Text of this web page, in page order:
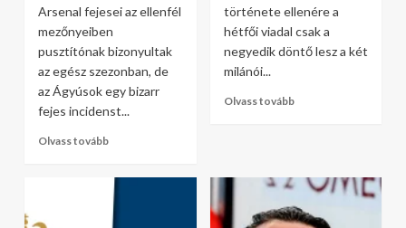
Arsenal fejesei az ellenfél
mezőnyeiben
pusztítónak bizonyultak
az egész szezonban, de
az Ágyúsok egy bizarr
fejes incidenst...
Olvass tovább
története ellenére a
hétfői viadal csak a
negyedik döntő lesz a két
milánói...
Olvass tovább